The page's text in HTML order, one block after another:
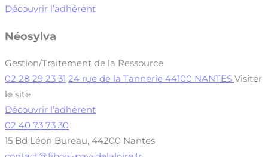
Découvrir l’adhérent
Néosylva
Gestion/Traitement de la Ressource
02 28 29 23 31 24 rue de la Tannerie 44100 NANTES Visiter
le site
Découvrir l’adhérent
02 40 73 73 30
15 Bd Léon Bureau, 44200 Nantes